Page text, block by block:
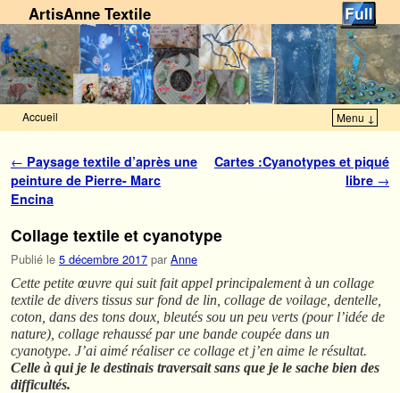
ArtisAnne Textile
Accueil Menu ↓
Navigation des articles
← Paysage textile d’après une
peinture de Pierre- Marc
Encina
Cartes :Cyanotypes et piqué
libre →
Collage textile et cyanotype
Publié le 5 décembre 2017 par Anne
Cette petite œuvre qui suit fait appel principalement à un collage
textile de divers tissus sur fond de lin, collage de voilage, dentelle,
coton, dans des tons doux, bleutés sou un peu verts (pour l’idée de
nature), collage rehaussé par une bande coupée dans un
cyanotype. J’ai aimé réaliser ce collage et j’en aime le résultat.
Celle à qui je le destinais traversait sans que je le sache bien des
difficultés.